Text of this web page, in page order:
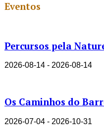
Eventos
Percursos pela
2026-08-14 - 2026-08-14
Os Caminhos do
2026-07-04 - 2026-10-31